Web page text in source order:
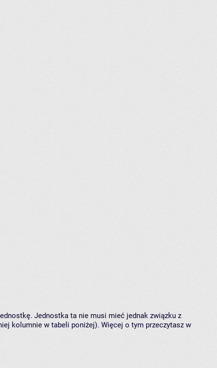
Jednostka ta nie musi mieć jednak związku z
kolumnie w tabeli poniżej). Więcej o tym przeczytasz w